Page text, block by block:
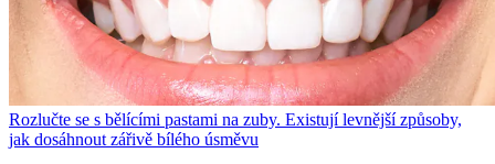
Rozlučte se s bělícími pastami na zuby. Existují levnější způsoby,
jak dosáhnout zářivě bílého úsměvu